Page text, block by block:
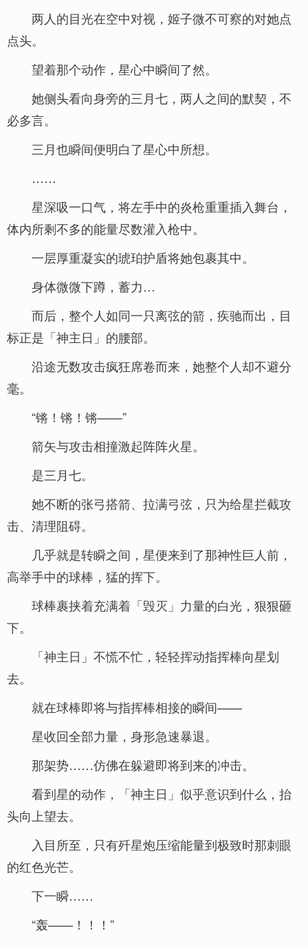
两人的目光在空中对视，姬子微不可察的对她点
点头。
望着那个动作，星心中瞬间了然。
她侧头看向身旁的三月七，两人之间的默契，不
必多言。
三月也瞬间便明白了星心中所想。
……
星深吸一口气，将左手中的炎枪重重插入舞台，
体内所剩不多的能量尽数灌入枪中。
一层厚重凝实的琥珀护盾将她包裹其中。
身体微微下蹲，蓄力…
而后，整个人如同一只离弦的箭，疾驰而出，目
标正是「神主日」的腰部。
沿途无数攻击疯狂席卷而来，她整个人却不避分
毫。
“锵！锵！锵——”
箭矢与攻击相撞激起阵阵火星。
是三月七。
她不断的张弓搭箭、拉满弓弦，只为给星拦截攻
击、清理阻碍。
几乎就是转瞬之间，星便来到了那神性巨人前，
高举手中的球棒，猛的挥下。
球棒裹挟着充满着「毁灭」力量的白光，狠狠砸
下。
「神主日」不慌不忙，轻轻挥动指挥棒向星划
去。
就在球棒即将与指挥棒相接的瞬间——
星收回全部力量，身形急速暴退。
那架势……仿佛在躲避即将到来的冲击。
看到星的动作，「神主日」似乎意识到什么，抬
头向上望去。
入目所至，只有歼星炮压缩能量到极致时那刺眼
的红色光芒。
下一瞬……
“轰——！！！”